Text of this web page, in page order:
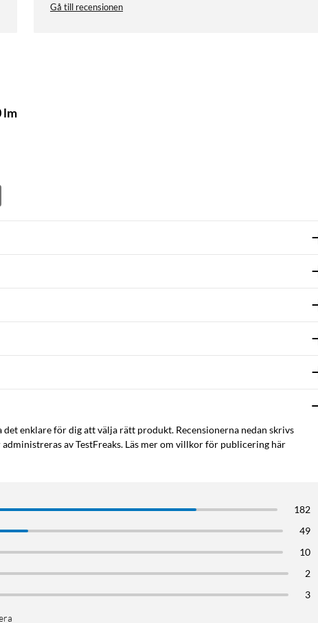
Gå till recensionen
lm
enklare för dig att välja rätt produkt. Recensionerna nedan skrivs
av TestFreaks. Läs mer om villkor för publicering här
182
49
10
2
3